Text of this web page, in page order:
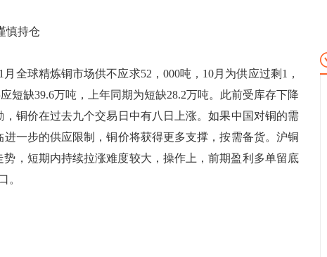
慎持仓
球精炼铜市场供不应求52，000吨，10月为供应过剩1，
短缺39.6万吨，上年同期为短缺28.2万吨。此前受库存下降
铜价在过去九个交易日中有八日上涨。如果中国对铜的需
一步的供应限制，铜价将获得更多支撑，按需备货。沪铜
势，短期内持续拉涨难度较大，操作上，前期盈利多单留底
。